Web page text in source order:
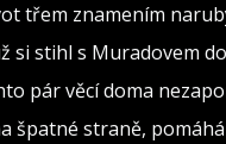
třem znamením
si stihl s Muradovem
pár věcí doma
špatné straně,